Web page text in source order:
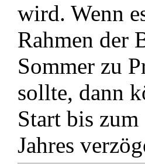
wird. Wenn
Rahmen der
Sommer zu
sollte, dann
Start bis zum
Jahres